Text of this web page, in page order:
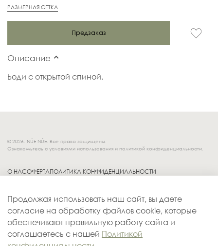
РАЗМЕРНАЯ СЕТКА
Предзаказ
Описание
Боди с открытой спиной.
© 2026. NÚE NÚE. Все права защищены.
Ознакомьтесь с условиями использования и политикой конфиденциальности.
О НАСОФЕРТАПОЛИТИКА КОНФИДЕНЦИАЛЬНОСТИ
ДОСТАВКА
КОНТАКТЫ
ОПЛАТА
Продолжая использовать наш сайт, вы даете
согласие на обработку файлов cookie, которые
обеспечивают правильную работу сайта и
соглашаетесь с нашей Политикой